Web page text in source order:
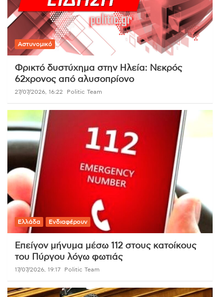
Αστυνομικό
Φρικτό δυστύχημα στην Ηλεία: Νεκρός
62χρονος από αλυσοπρίονο
27/07/2026, 16:22 Politic Team
Ελλάδα Ενδιαφέρουν
Επείγον μήνυμα μέσω 112 στους κατοίκους
του Πύργου λόγω φωτιάς
17/07/2026, 19:17 Politic Team